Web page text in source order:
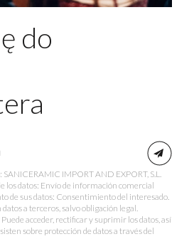
do
IMPORT AND EXPORT, S.L.
los datos: Envío de información comercial
de sus datos: Consentimiento del interesado.
a terceros, salvo obligación legal.
acceder, rectificar y suprimir los datos, así
sobre protección de datos a través del